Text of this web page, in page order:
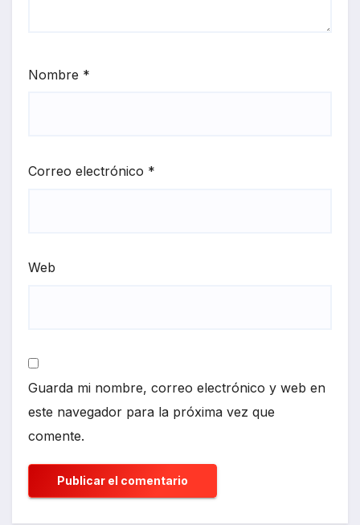
Nombre *
Correo electrónico *
Web
Guarda mi nombre, correo electrónico y web en
este navegador para la próxima vez que
comente.